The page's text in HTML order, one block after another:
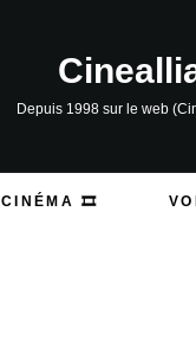
Depuis 1998 sur le web
CINÉMA 🎞️